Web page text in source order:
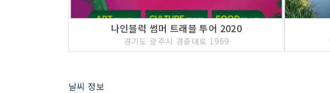
나인블럭 썸머 트래블 투어 2020
경기도 광주시 경충대로 1969
날씨 정보